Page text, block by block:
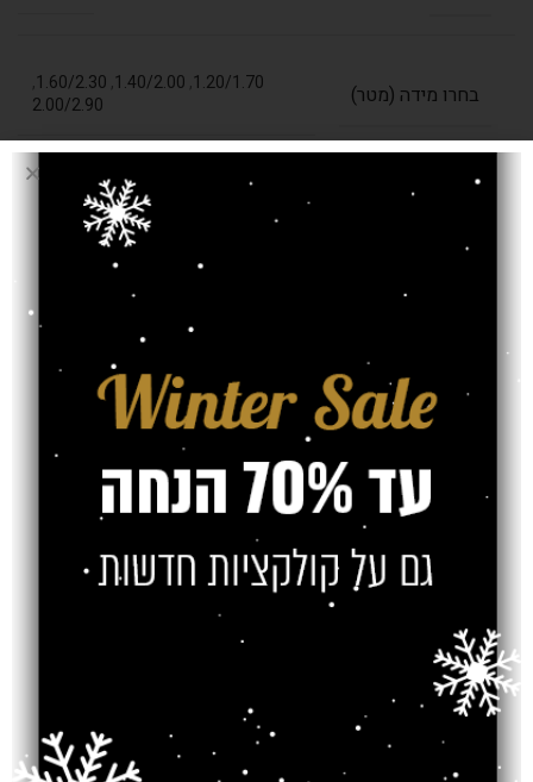
בחרו מידה (מטר) 1.20/1.70
,
1.40/2.00
,
1.60/2.30
,
2.00/2.90
עובי שטיח
חוות דעת (0)
מוצרים קשורים